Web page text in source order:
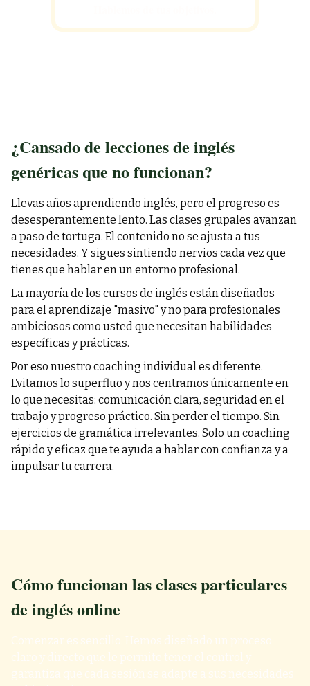
¿Cansado de lecciones de inglés
genéricas que no funcionan?
Llevas años aprendiendo inglés, pero el progreso es
desesperantemente lento. Las clases grupales avanzan
a paso de tortuga. El contenido no se ajusta a tus
necesidades. Y sigues sintiendo nervios cada vez que
tienes que hablar en un entorno profesional.
La mayoría de los cursos de inglés están diseñados
para el aprendizaje "masivo" y no para profesionales
ambiciosos como usted que necesitan habilidades
específicas y prácticas.
Por eso nuestro coaching individual es diferente.
Evitamos lo superfluo y nos centramos únicamente en
lo que necesitas: comunicación clara, seguridad en el
trabajo y progreso práctico. Sin perder el tiempo. Sin
ejercicios de gramática irrelevantes. Solo un coaching
rápido y eficaz que te ayuda a hablar con confianza y a
impulsar tu carrera.
Cómo funcionan las clases particulares
de inglés online